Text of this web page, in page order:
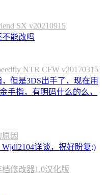
SX v20210915
能改吗
NTR CFW v20170315
但是3DS出手了，现在用
手指，有明码什么的么，
因
详谈，祝好盼复;)
修改器1.0汉化版